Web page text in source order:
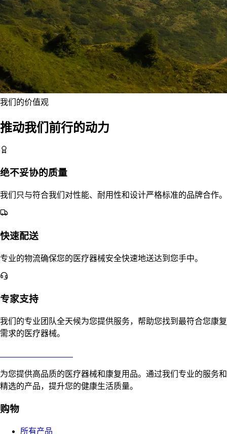
我们的价值观
推动我们前行的动力
绝不妥协的质量
我们只与符合我们对性能、耐用性和设计严格标准的品牌合作。
快速配送
专业的物流确保您的医疗器械安全快速地送达到您手中。
专家支持
我们的专业团队全天候为您提供服务，帮助您找到最符合您康复
需求的医疗器械。
为您提供高品质的医疗器械和康复用品。通过我们专业的服务和
精选的产品，提升您的健康生活质量。
购物
所有产品